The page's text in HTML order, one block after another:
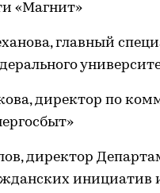
«Магнит»
главный
директор по
директор
инициатив